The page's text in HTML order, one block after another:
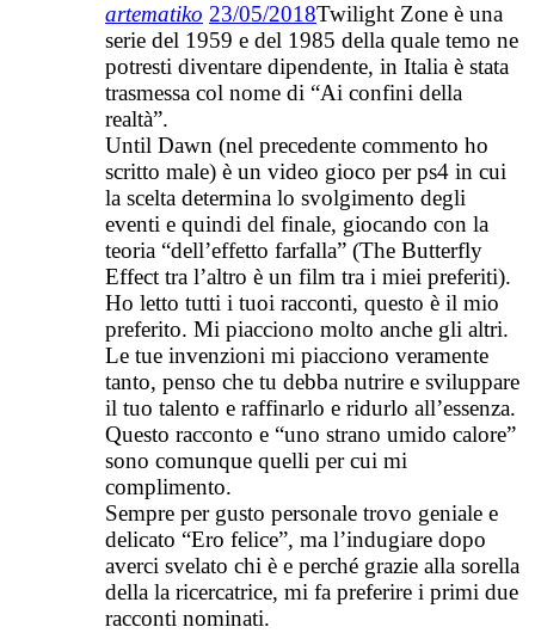
artematiko 23/05/2018Twilight Zone è una
serie del 1959 e del 1985 della quale temo ne
potresti diventare dipendente, in Italia è stata
trasmessa col nome di “Ai confini della
realtà”.
Until Dawn (nel precedente commento ho
scritto male) è un video gioco per ps4 in cui
la scelta determina lo svolgimento degli
eventi e quindi del finale, giocando con la
teoria “dell’effetto farfalla” (The Butterfly
Effect tra l’altro è un film tra i miei preferiti).
Ho letto tutti i tuoi racconti, questo è il mio
preferito. Mi piacciono molto anche gli altri.
Le tue invenzioni mi piacciono veramente
tanto, penso che tu debba nutrire e sviluppare
il tuo talento e raffinarlo e ridurlo all’essenza.
Questo racconto e “uno strano umido calore”
sono comunque quelli per cui mi
complimento.
Sempre per gusto personale trovo geniale e
delicato “Ero felice”, ma l’indugiare dopo
averci svelato chi è e perché grazie alla sorella
della la ricercatrice, mi fa preferire i primi due
racconti nominati.